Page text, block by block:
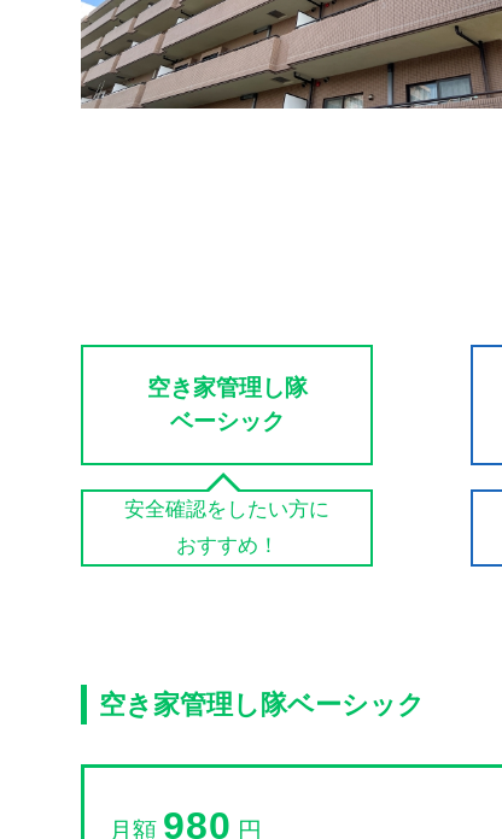
空き家管理し隊
ベーシック
安全確認をしたい方に
おすすめ！
空き家管理し隊ベーシック
月額 980 円